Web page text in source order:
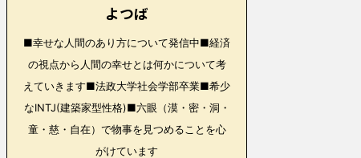
よつば
■幸せな人間のあり方について発信中■経済
の視点から人間の幸せとは何かについて考
えていきます■法政大学社会学部卒業■希少
なINTJ(建築家型性格)■六眼（漠・密・洞・
童・慈・自在）で物事を見つめることを心
がけています